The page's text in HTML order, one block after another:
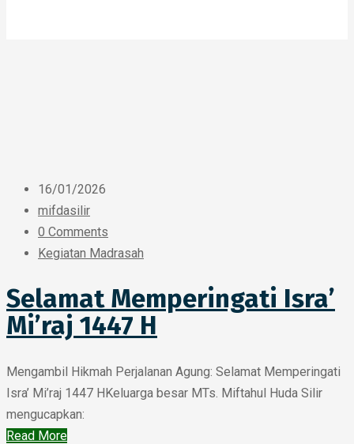
16/01/2026
mifdasilir
0 Comments
Kegiatan Madrasah
Selamat Memperingati Isra’
Mi’raj 1447 H
Mengambil Hikmah Perjalanan Agung: Selamat Memperingati
Isra’ Mi’raj 1447 HKeluarga besar MTs. Miftahul Huda Silir
mengucapkan:
Read More